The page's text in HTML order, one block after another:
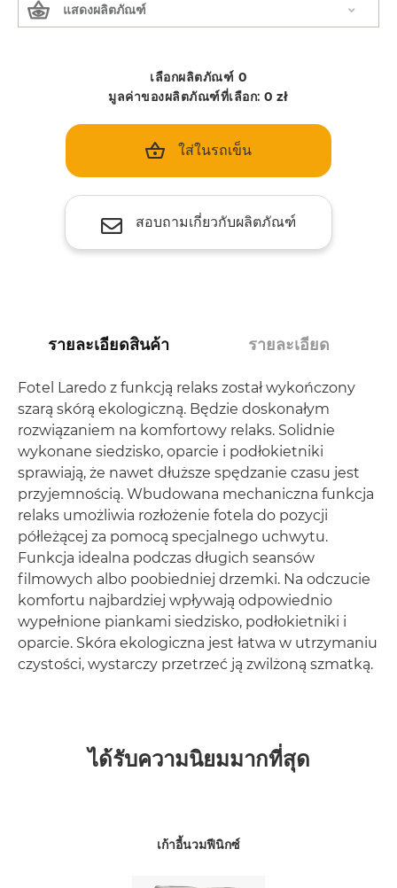
แสดงผลิตภัณฑ์
เลือกผลิตภัณฑ์ 0
มูลค่าของผลิตภัณฑ์ที่เลือก:0 zł
ใส่ในรถเข็น
สอบถามเกี่ยวกับผลิตภัณฑ์
รายละเอียดสินค้า รายละเอียด
Fotel Laredo z funkcją relaks został wykończony
szarą skórą ekologiczną. Będzie doskonałym
rozwiązaniem na komfortowy relaks. Solidnie
wykonane siedzisko, oparcie i podłokietniki
sprawiają, że nawet dłuższe spędzanie czasu jest
przyjemnością. Wbudowana mechaniczna funkcja
relaks umożliwia rozłożenie fotela do pozycji
półleżącej za pomocą specjalnego uchwytu.
Funkcja idealna podczas długich seansów
filmowych albo poobiedniej drzemki. Na odczucie
komfortu najbardziej wpływają odpowiednio
wypełnione piankami siedzisko, podłokietniki i
oparcie. Skóra ekologiczna jest łatwa w utrzymaniu
czystości, wystarczy przetrzeć ją zwilżoną szmatką.
ได้รับความนิยมมากที่สุด
เก้าอี้นวมฟีนิกซ์